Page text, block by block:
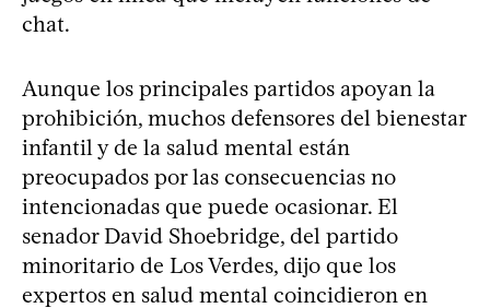
chat.
Aunque los principales partidos apoyan la
prohibición, muchos defensores del bienestar
infantil y de la salud mental están
preocupados por las consecuencias no
intencionadas que puede ocasionar. El
senador David Shoebridge, del partido
minoritario de Los Verdes, dijo que los
expertos en salud mental coincidieron en